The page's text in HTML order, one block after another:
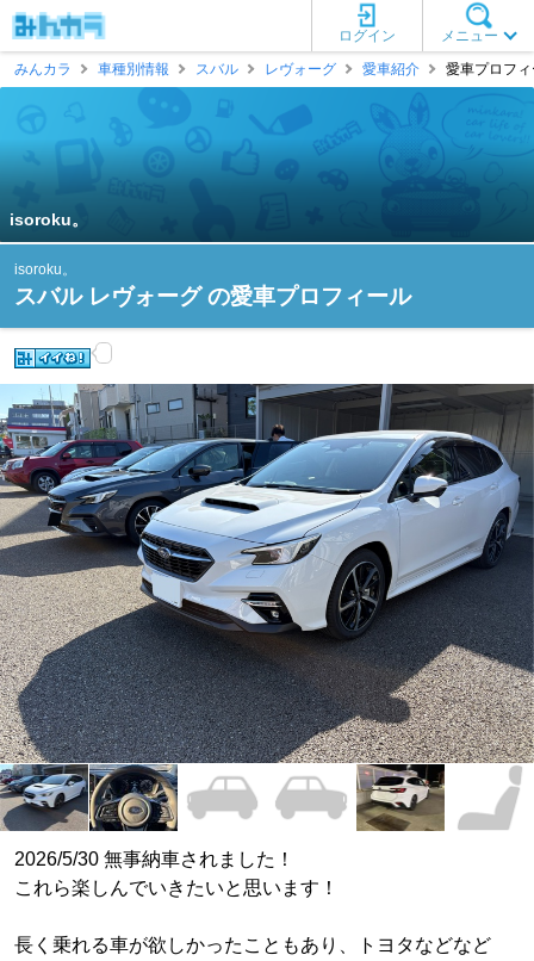
メニュー
ログイン
みんカラ
車種別情報 スバル レヴォーグ 愛車紹介 愛車プロフ
isoroku。
isoroku。
スバル レヴォーグ の愛車プロフィール
2026/5/30 無事納車されました！
これら楽しんでいきたいと思います！
長く乗れる車が欲しかったこともあり、トヨタなどなど